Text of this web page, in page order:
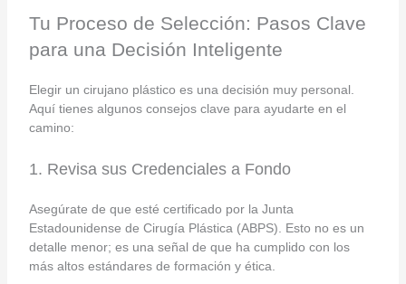
Tu Proceso de Selección: Pasos Clave
para una Decisión Inteligente
Elegir un cirujano plástico es una decisión muy personal.
Aquí tienes algunos consejos clave para ayudarte en el
camino:
1. Revisa sus Credenciales a Fondo
Asegúrate de que esté certificado por la Junta
Estadounidense de Cirugía Plástica (ABPS). Esto no es un
detalle menor; es una señal de que ha cumplido con los
más altos estándares de formación y ética.